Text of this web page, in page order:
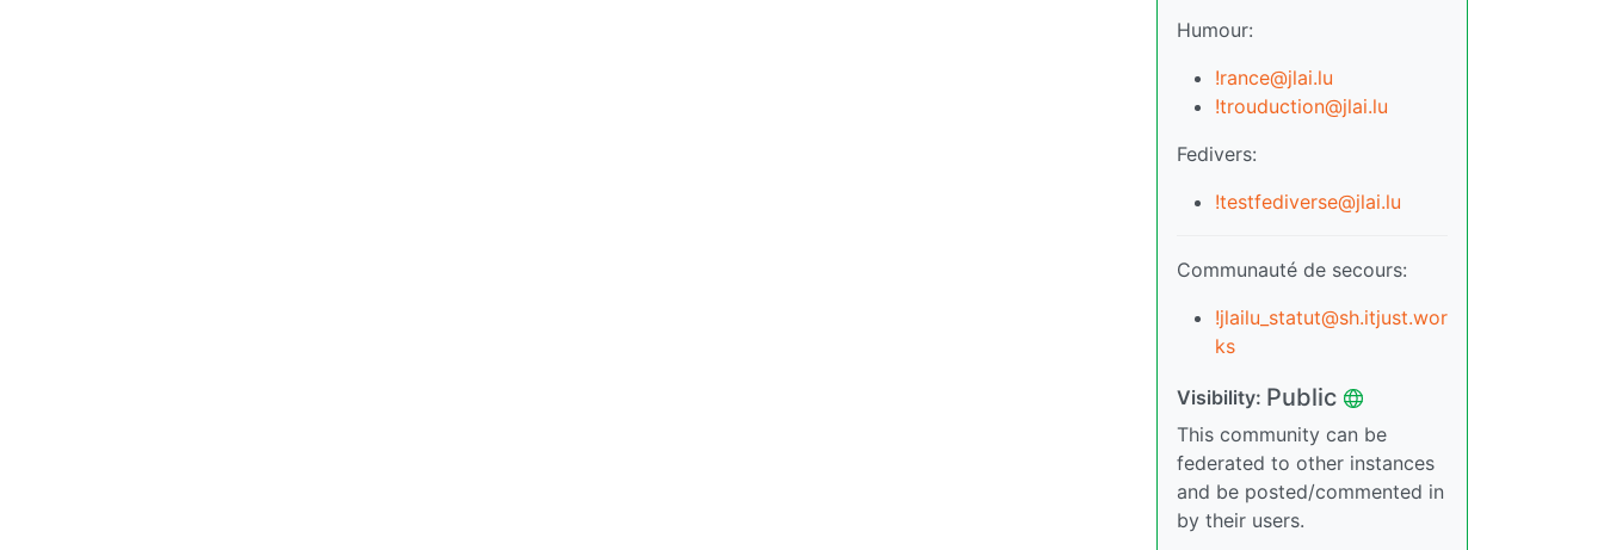
Humour:
!rance@jlai.lu
!trouduction@jlai.lu
Fedivers:
!testfediverse@jlai.lu
Communauté de secours:
!jlailu_statut@sh.itjust.wor
ks
Visibility: Public
This community can be
federated to other instances
and be posted/commented in
by their users.